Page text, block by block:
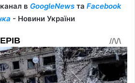
в GoogleNews та Facebook
- Новини України